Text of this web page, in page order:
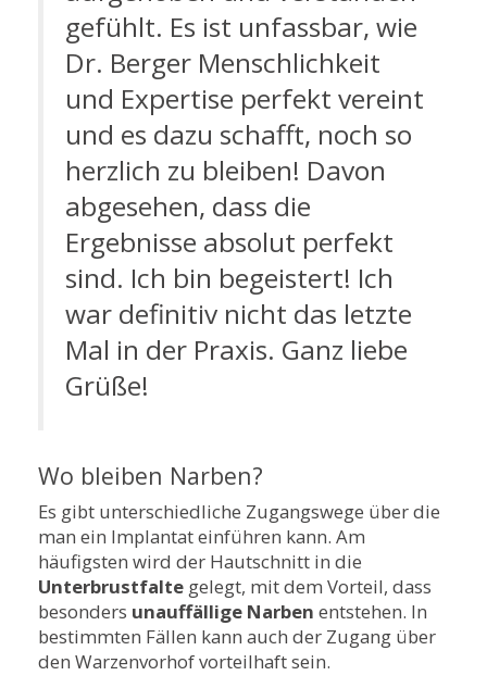
gefühlt. Es ist unfassbar, wie
Dr. Berger Menschlichkeit
und Expertise perfekt vereint
und es dazu schafft, noch so
herzlich zu bleiben! Davon
abgesehen, dass die
Ergebnisse absolut perfekt
sind. Ich bin begeistert! Ich
war definitiv nicht das letzte
Mal in der Praxis. Ganz liebe
Grüße!
Wo bleiben Narben?
Es gibt unterschiedliche Zugangswege über die
man ein Implantat einführen kann. Am
häufigsten wird der Hautschnitt in die
Unterbrustfalte gelegt, mit dem Vorteil, dass
besonders unauffällige Narben entstehen. In
bestimmten Fällen kann auch der Zugang über
den Warzenvorhof vorteilhaft sein.